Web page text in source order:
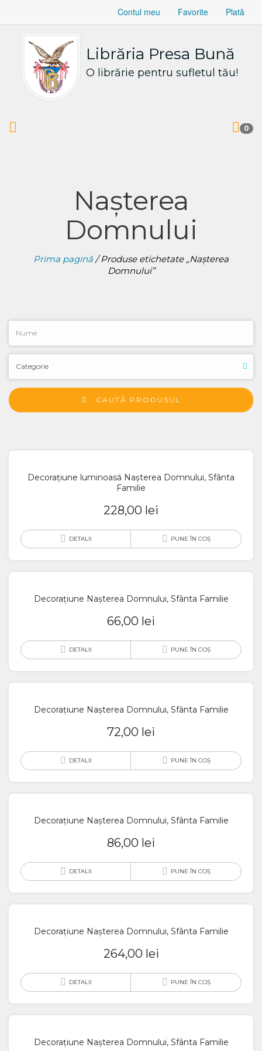
Contul meu Favorite Plată
Librăria Presa Bună
O librărie pentru sufletul tău!
0
Nașterea
Domnului
Prima pagină / Produse etichetate „Nașterea
Domnului”
CAUTĂ PRODUSUL
Decorațiune luminoasă Nașterea Domnului, Sfânta
Familie
228,00 lei
DETALII PUNE ÎN COȘ
Decorațiune Nașterea Domnului, Sfânta Familie
66,00 lei
DETALII PUNE ÎN COȘ
Decorațiune Nașterea Domnului, Sfânta Familie
72,00 lei
DETALII PUNE ÎN COȘ
Decorațiune Nașterea Domnului, Sfânta Familie
86,00 lei
DETALII PUNE ÎN COȘ
Decorațiune Nașterea Domnului, Sfânta Familie
264,00 lei
DETALII PUNE ÎN COȘ
Decorațiune Nașterea Domnului, Sfânta Familie